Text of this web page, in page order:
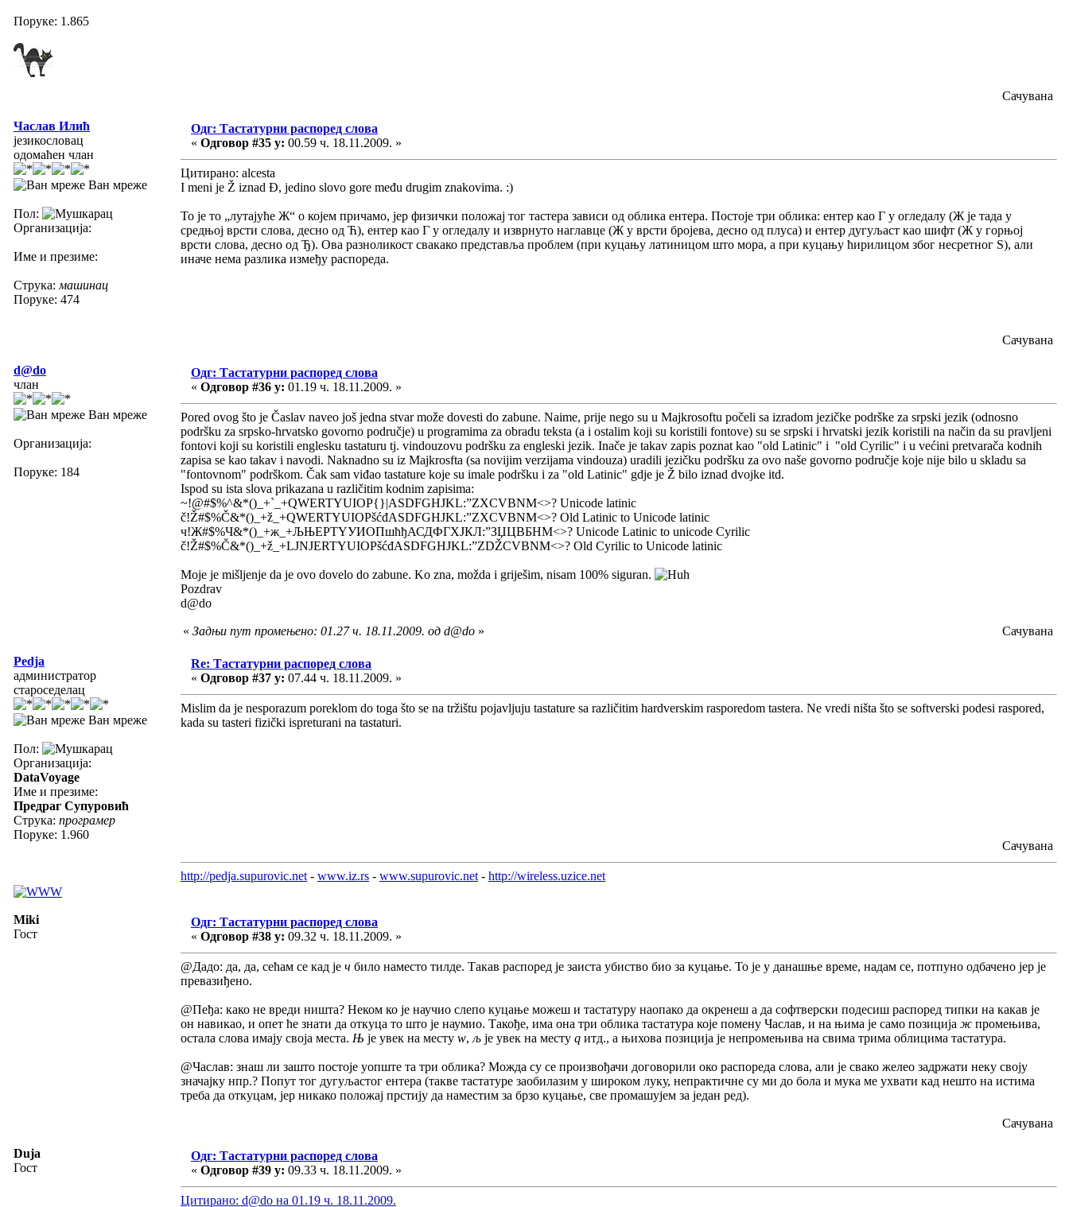
Поруке: 1.865
Сачувана
Часлав Илић
језикословац
одомаћен члан
Ван мреже
Пол:
Организација:
Име и презиме:
Струка: машинац
Поруке: 474
Одг: Тастатурни распоред слова
« Одговор #35 у: 00.59 ч. 18.11.2009. »
Цитирано: alcesta
I meni je Ž iznad Đ, jedino slovo gore među drugim znakovima. :)
То је то „лутајуће Ж“ о којем причамо, јер физички положај тог тастера зависи од облика ентера. Постоје три облика: ентер као Г у огледалу (Ж је тада у
средњој врсти слова, десно од Ћ), ентер као Г у огледалу и изврнуто наглавце (Ж у врсти бројева, десно од плуса) и ентер дугуљаст као шифт (Ж у горњој
врсти слова, десно од Ђ). Ова разноликост свакако представља проблем (при куцању латиницом што мора, а при куцању ћирилицом због несретног Ѕ), али
иначе нема разлика између распореда.
Сачувана
d@do
члан
Ван мреже
Организација:
Поруке: 184
Одг: Тастатурни распоред слова
« Одговор #36 у: 01.19 ч. 18.11.2009. »
Pored ovog što je Časlav naveo još jedna stvar može dovesti do zabune. Naime, prije nego su u Majkrosoftu počeli sa izradom jezičke podrške za srpski jezik (odnosno
podršku za srpsko-hrvatsko govorno područje) u programima za obradu teksta (a i ostalim koji su koristili fontove) su se srpski i hrvatski jezik koristili na način da su pravljeni
fontovi koji su koristili englesku tastaturu tj. vindouzovu podršku za engleski jezik. Inače je takav zapis poznat kao "old Latinic" i "old Cyrilic" i u većini pretvarača kodnih
zapisa se kao takav i navodi. Naknadno su iz Majkrosfta (sa novijim verzijama vindouza) uradili jezičku podršku za ovo naše govorno područje koje nije bilo u skladu sa
"fontovnom" podrškom. Čak sam viđao tastature koje su imale podršku i za "old Latinic" gdje je Ž bilo iznad dvojke itd.
Ispod su ista slova prikazana u različitim kodnim zapisima:
~!@#$%^&*()_+`_+QWERTYUIOP{}|ASDFGHJKL:”ZXCVBNM<>? Unicode latinic
č!Ž#$%Č&*()_+ž_+QWERTYUIOPšćđASDFGHJKL:”ZXCVBNM<>? Old Latinic to Unicode latinic
ч!Ж#$%Ч&*()_+ж_+ЉЊЕРТYУИОПшћђАСДФГХЈКЛ:”ЗЏЦВБНМ<>? Unicode Latinic to unicode Cyrilic
č!Ž#$%Č&*()_+ž_+LJNJERTYUIOPšćđASDFGHJKL:”ZDŽCVBNM<>? Old Cyrilic to Unicode latinic
Moje je mišljenje da je ovo dovelo do zabune. Ko zna, možda i griješim, nisam 100% siguran.
Pozdrav
d@do
« Задњи пут промењено: 01.27 ч. 18.11.2009. од d@do » Сачувана
Pedja
администратор
староседелац
Ван мреже
Пол:
Организација:
DataVoyage
Име и презиме:
Предраг Супуровић
Струка: програмер
Поруке: 1.960
Re: Тастатурни распоред слова
« Одговор #37 у: 07.44 ч. 18.11.2009. »
Mislim da je nesporazum poreklom do toga što se na tržištu pojavljuju tastature sa različitim hardverskim rasporedom tastera. Ne vredi ništa što se softverski podesi raspored,
kada su tasteri fizički ispreturani na tastaturi.
Сачувана
http://pedja.supurovic.net - www.iz.rs - www.supurovic.net - http://wireless.uzice.net
Miki
Гост
Одг: Тастатурни распоред слова
« Одговор #38 у: 09.32 ч. 18.11.2009. »
@Дадо: да, да, сећам се кад је ч било наместо тилде. Такав распоред је заиста убиство био за куцање. То је у данашње време, надам се, потпуно одбачено јер је
превазиђено.
@Пеђа: како не вреди ништа? Неком ко је научио слепо куцање можеш и тастатуру наопако да окренеш а да софтверски подесиш распоред типки на какав је
он навикао, и опет ће знати да откуца то што је наумио. Такође, има она три облика тастатура које помену Часлав, и на њима је само позиција ж промењива,
остала слова имају своја места. Њ је увек на месту w, љ је увек на месту q итд., а њихова позиција је непромењива на свима трима облицима тастатура.
@Часлав: знаш ли зашто постоје уопште та три облика? Можда су се произвођачи договорили око распореда слова, али је свако желео задржати неку своју
значајку нпр.? Попут тог дугуљастог ентера (такве тастатуре заобилазим у широком луку, непрактичне су ми до бола и мука ме ухвати кад нешто на истима
треба да откуцам, јер никако положај прстију да наместим за брзо куцање, све промашујем за један ред).
Сачувана
Duja
Гост
Одг: Тастатурни распоред слова
« Одговор #39 у: 09.33 ч. 18.11.2009. »
Цитирано: d@do на 01.19 ч. 18.11.2009.